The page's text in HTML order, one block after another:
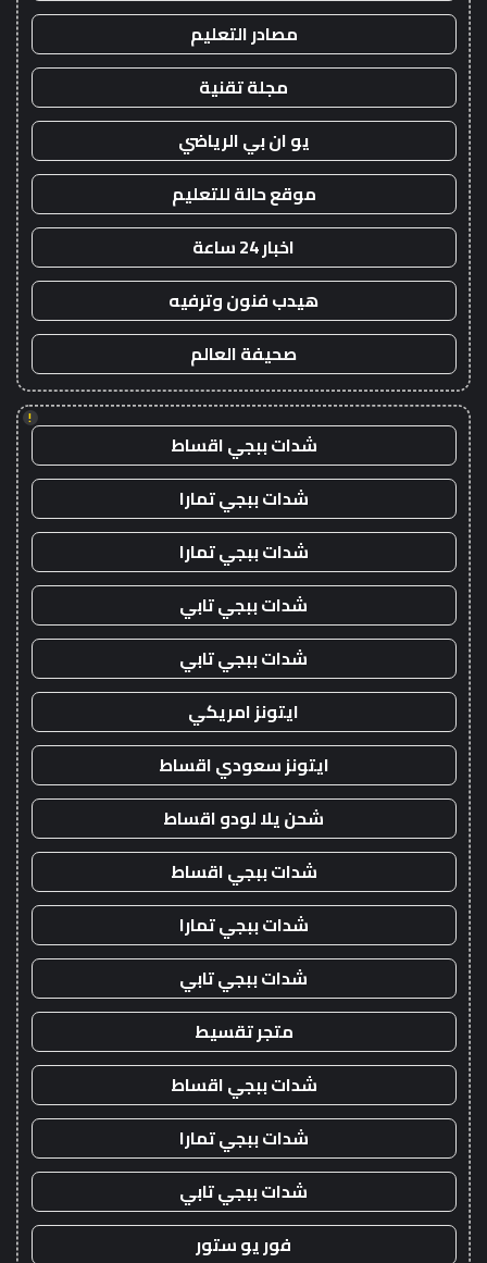
مصادر التعليم
مجلة تقنية
يو ان بي الرياضي
موقع حالة للتعليم
اخبار 24 ساعة
هيدب فنون وترفيه
صحيفة العالم
!
شدات ببجي اقساط
شدات ببجي تمارا
شدات ببجي تمارا
شدات ببجي تابي
شدات ببجي تابي
ايتونز امريكي
ايتونز سعودي اقساط
شحن يلا لودو اقساط
شدات ببجي اقساط
شدات ببجي تمارا
شدات ببجي تابي
متجر تقسيط
شدات ببجي اقساط
شدات ببجي تمارا
شدات ببجي تابي
فور يو ستور